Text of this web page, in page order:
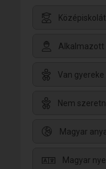
Alkalmazott
Van gyereke
Nem
Magyar
Magyar